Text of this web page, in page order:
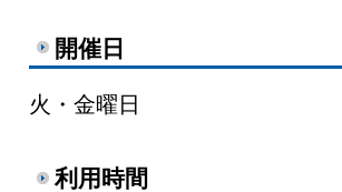
開催日
火・金曜日
利用時間